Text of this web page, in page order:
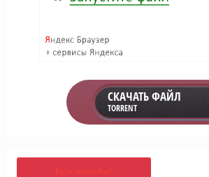
СКАЧАТЬ ФАЙЛ
TORRENT
Есть жалоба?